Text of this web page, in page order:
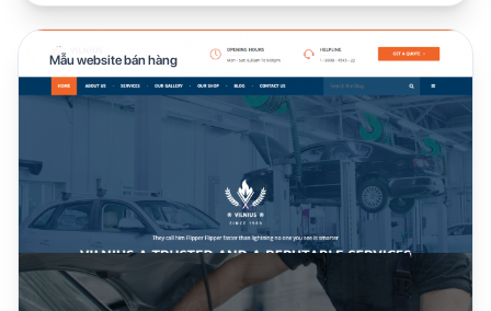
Mẫu website bán hàng